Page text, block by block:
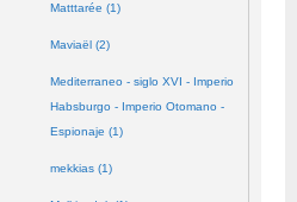
Matttarée (1)
Maviaël (2)
Mediterraneo - siglo XVI - Imperio
Habsburgo - Imperio Otomano -
Espionaje (1)
mekkias (1)